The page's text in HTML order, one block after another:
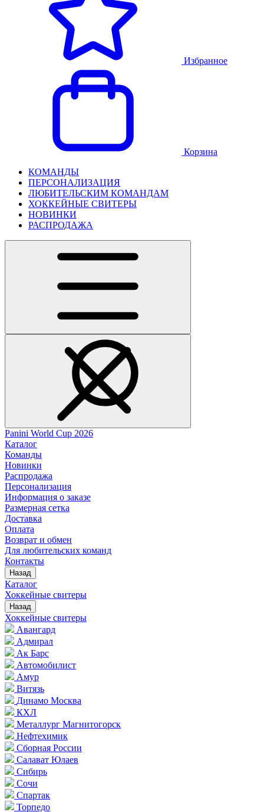
Избранное
Корзина
КОМАНДЫ
ПЕРСОНАЛИЗАЦИЯ
ЛЮБИТЕЛЬСКИМ КОМАНДАМ
ХОККЕЙНЫЕ СВИТЕРЫ
НОВИНКИ
РАСПРОДАЖА
Panini World Cup 2026
Каталог
Команды
Новинки
Распродажа
Персонализация
Информация о заказе
Размерная сетка
Доставка
Оплата
Возврат и обмен
Для любительских команд
Контакты
Назад
Каталог
Хоккейные свитеры
Назад
Хоккейные свитеры
Авангард
Адмирал
Ак Барс
Автомобилист
Амур
Витязь
Динамо Москва
КХЛ
Металлург Магнитогорск
Нефтехимик
Сборная России
Салават Юлаев
Сибирь
Сочи
Спартак
Торпедо